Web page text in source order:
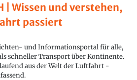
| Wissen und verstehen,
passiert
und Informationsportal für alle,
schneller Transport über Kontinente.
aus der Welt der Luftfahrt -